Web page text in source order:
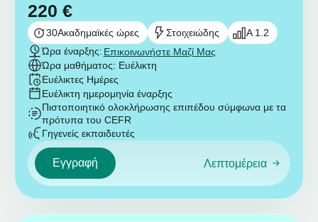
220 €
30Ακαδημαϊκές ώρες Στοιχειώδης
A 1.2
Ώρα έναρξης: Επικοινωνήστε Μαζί Μας
Ώρα μαθήματος: Ευέλικτη
Ευέλικτες Ημέρες
Ευέλικτη ημερομηνία έναρξης
Πιστοποιητικό ολοκλήρωσης επιπέδου σύμφωνα με τα
πρότυπα του CEFR
Γηγενείς εκπαιδευτές
Εγγραφή Λεπτομέρεια